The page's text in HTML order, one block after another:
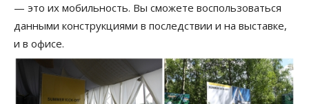
— это их мобильность. Вы сможете воспользоваться
данными конструкциями в последствии и на выставке,
и в офисе.